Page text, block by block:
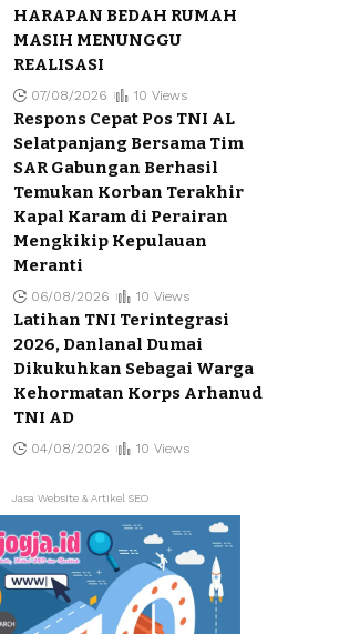
HARAPAN BEDAH RUMAH
MASIH MENUNGGU
REALISASI
07/08/2026 10 Views
Respons Cepat Pos TNI AL
Selatpanjang Bersama Tim
SAR Gabungan Berhasil
Temukan Korban Terakhir
Kapal Karam di Perairan
Mengkikip Kepulauan
Meranti
06/08/2026 10 Views
Latihan TNI Terintegrasi
2026, Danlanal Dumai
Dikukuhkan Sebagai Warga
Kehormatan Korps Arhanud
TNI AD
04/08/2026 10 Views
Jasa Website & Artikel SEO